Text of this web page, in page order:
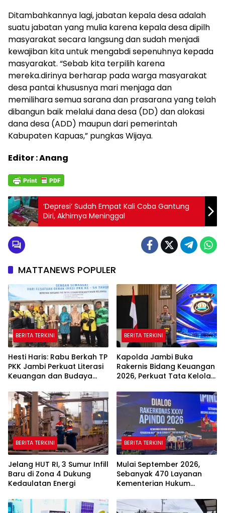
Ditambahkannya lagi, jabatan kepala desa adalah
suatu jabatan yang mulia karena kepala desa dipilh
masyarakat secara langsung dan sudah menjadi
kewajiban kita untuk mengabdi sepenuhnya kepada
masyarakat. “Sebab kita terpilih karena
mereka.dirinya berharap pada warga masyarakat
desa pantai khususnya mari menjaga dan
memilihara semua sarana dan prasarana yang telah
dibangun baik melalui dana desa (DD) dan alokasi
dana desa (ADD) maupun dari pemerintah
Kabupaten Kapuas,” pungkas Wijaya.
Editor : Anang
‘Depresi’ Sudah Empat Kali Coba Gantung
Diri, Akhirnya Meninggal
MATTANEWS POPULER
BERITA TERKINI
Hesti Haris: Rabu Berkah TP
PKK Jambi Perkuat Literasi
Keuangan dan Budaya
BERITA TERKINI
Kapolda Jambi Buka
Rakernis Bidang Keuangan
2026, Perkuat Tata Kelola
Transparan dan Akuntabel
BERITA TERKINI
Jelang HUT RI, 3 Sumur Infill
Baru di Zona 4 Dukung
Kedaulatan Energi
BERITA TERKINI
Mulai September 2026,
Sebanyak 470 Layanan
Kementerian Hukum
Sistem Digital